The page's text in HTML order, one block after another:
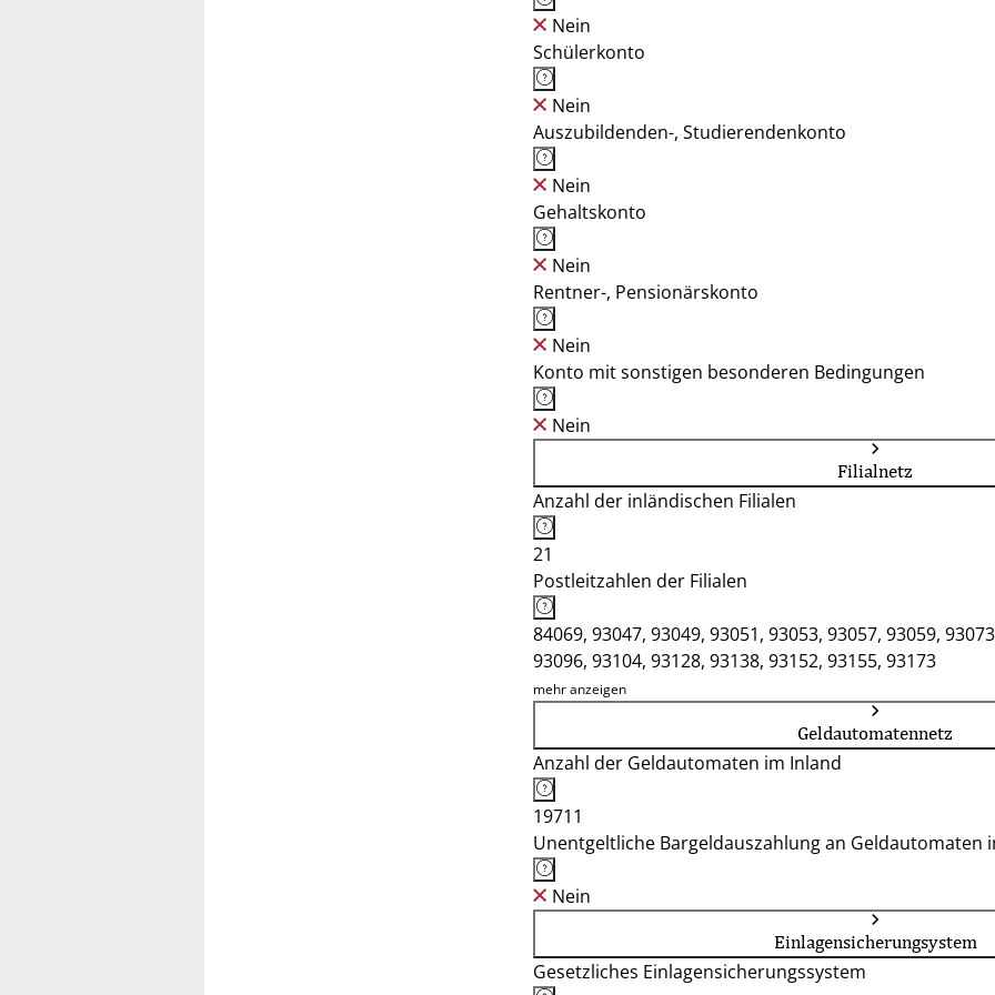
Nein
Schülerkonto
Nein
Auszubildenden-, Studierendenkonto
Nein
Gehaltskonto
Nein
Rentner-, Pensionärskonto
Nein
Konto mit sonstigen besonderen Bedingungen
Nein
Filialnetz
Anzahl der inländischen Filialen
21
Postleitzahlen der Filialen
84069, 93047, 93049, 93051, 93053, 93057, 93059,
93096, 93104, 93128, 93138, 93152, 93155, 93173
mehr anzeigen
Geldautomatennetz
Anzahl der Geldautomaten im Inland
19711
Unentgeltliche Bargeldauszahlung an Geldautomaten
Nein
Einlagensicherungsystem
Gesetzliches Einlagensicherungssystem